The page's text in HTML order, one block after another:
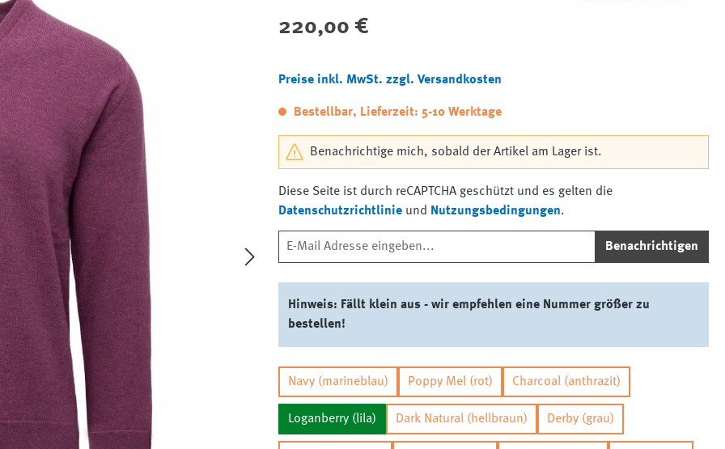
Regulärer Preis:
220,00 €
Preise inkl. MwSt. zzgl. Versandkosten
Bestellbar, Lieferzeit: 5-10 Werktage
Benachrichtige mich, sobald der Artikel am Lager ist.
Diese Seite ist durch reCAPTCHA geschützt und es gelten die
Datenschutzrichtlinie und Nutzungsbedingungen.
Benachrichtigen
Hinweis: Fällt klein aus - wir empfehlen eine Nummer größer zu
bestellen!
Navy (marineblau) Poppy Mel (rot) Charcoal (anthrazit)
Loganberry (lila) Dark Natural (hellbraun) Derby (grau)